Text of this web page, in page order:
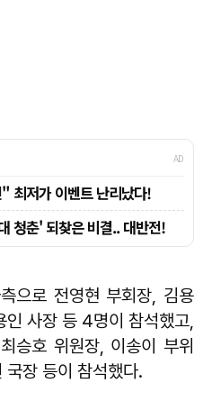
으로 전영현 부회장, 김용
인 사장 등 4명이 참석했고,
승호 위원장, 이송이 부위
장 등이 참석했다.